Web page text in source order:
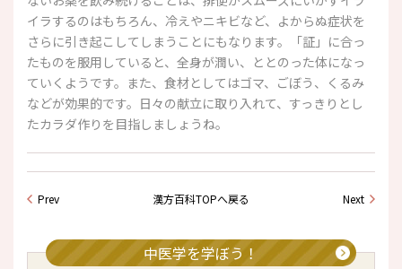
イラするのはもちろん、冷えやニキビなど、よからぬ症状を
さらに引き起こしてしまうことにもなります。「証」に合っ
たものを服用していると、全身が潤い、ととのった体になっ
ていくようです。また、食材としてはゴマ、ごぼう、くるみ
などが効果的です。日々の献立に取り入れて、すっきりとし
たカラダ作りを目指しましょうね。
Prev 漢方百科TOPへ戻る Next
中医学を学ぼう！